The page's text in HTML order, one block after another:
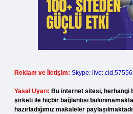
Reklam ve İletişim: Skype:
Yasal Uyarı: Bu internet sitesi, herhangi
şirketi ile hiçbir bağlantısı
hazırladığımız makaleler